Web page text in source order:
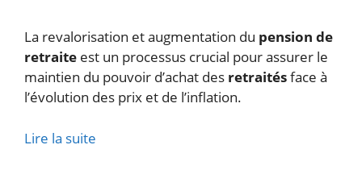
La revalorisation et augmentation du pension de
retraite est un processus crucial pour assurer le
maintien du pouvoir d’achat des retraitésface à
l’évolution des prix et de l’inflation.
Lire la suite